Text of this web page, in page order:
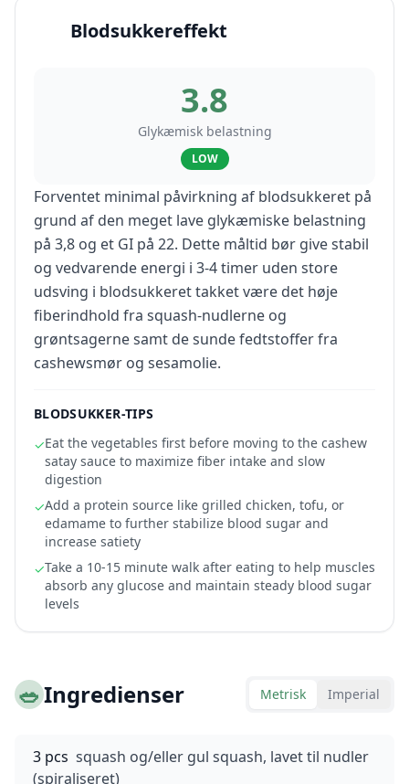
Blodsukkereffekt
3.8
Glykæmisk belastning
LOW
Forventet minimal påvirkning af blodsukkeret på
grund af den meget lave glykæmiske belastning
på 3,8 og et GI på 22. Dette måltid bør give stabil
og vedvarende energi i 3-4 timer uden store
udsving i blodsukkeret takket være det høje
fiberindhold fra squash-nudlerne og
grøntsagerne samt de sunde fedtstoffer fra
cashewsmør og sesamolie.
BLODSUKKER-TIPS
✓Eat the vegetables first before moving to the cashew
satay sauce to maximize fiber intake and slow
digestion
✓Add a protein source like grilled chicken, tofu, or
edamame to further stabilize blood sugar and
increase satiety
✓Take a 10-15 minute walk after eating to help muscles
absorb any glucose and maintain steady blood sugar
levels
🥗Ingredienser Metrisk Imperial
3 pcs squash og/eller gul squash, lavet til nudler
(spiraliseret)